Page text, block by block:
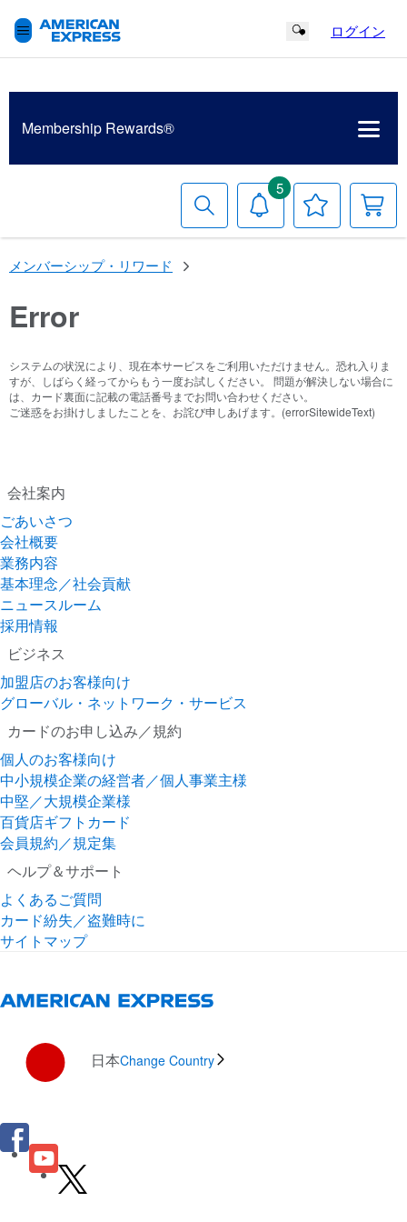
Search Button
ログイン
Membership Rewards®
検
す
お
ら
5
お
に
カ
ト
メンバーシップ・リワード
Error
システムの状況により、現在本サービスをご利用いただけません。恐れ入りま
すが、しばらく経ってからもう一度お試しください。 問題が解決しない場合に
は、カード裏面に記載の電話番号までお問い合わせください。
ご迷惑をお掛けしましたことを、お詫び申しあげます。(errorSitewideText)
会社案内
ごあいさつ
会社概要
業務内容
基本理念／社会貢献
ニュースルーム
採用情報
ビジネス
加盟店のお客様向け
グローバル・ネットワーク・サービス
カードのお申し込み／規約
個人のお客様向け
中小規模企業の経営者／個人事業主様
中堅／大規模企業様
百貨店ギフトカード
会員規約／規定集
ヘルプ＆サポート
よくあるご質問
カード紛失／盗難時に
サイトマップ
日本Change Country